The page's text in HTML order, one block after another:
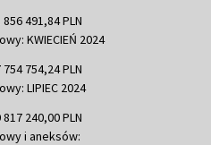
491,84 PLN
KWIECIEŃ 2024
754,24 PLN
LIPIEC 2024
240,00 PLN
i aneksów: